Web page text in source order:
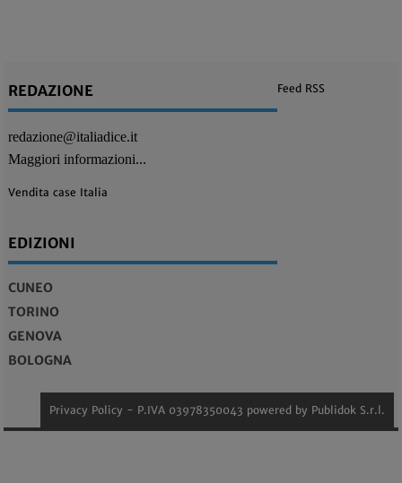
REDAZIONE
redazione@italiadice.it
Maggiori informazioni...
Vendita case Italia
EDIZIONI
CUNEO
TORINO
GENOVA
BOLOGNA
Feed RSS
Privacy Policy - P.IVA 03978350043 powered by Publidok S.r.l.